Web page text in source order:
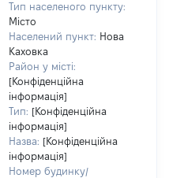
Тип населеного пункту:
Місто
Населений пункт: Нова
Каховка
Район у місті:
[Конфіденційна
інформація]
Тип: [Конфіденційна
інформація]
Назва: [Конфіденційна
інформація]
Номер будинку/